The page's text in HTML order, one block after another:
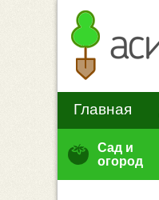
Главная
Сад и
огород